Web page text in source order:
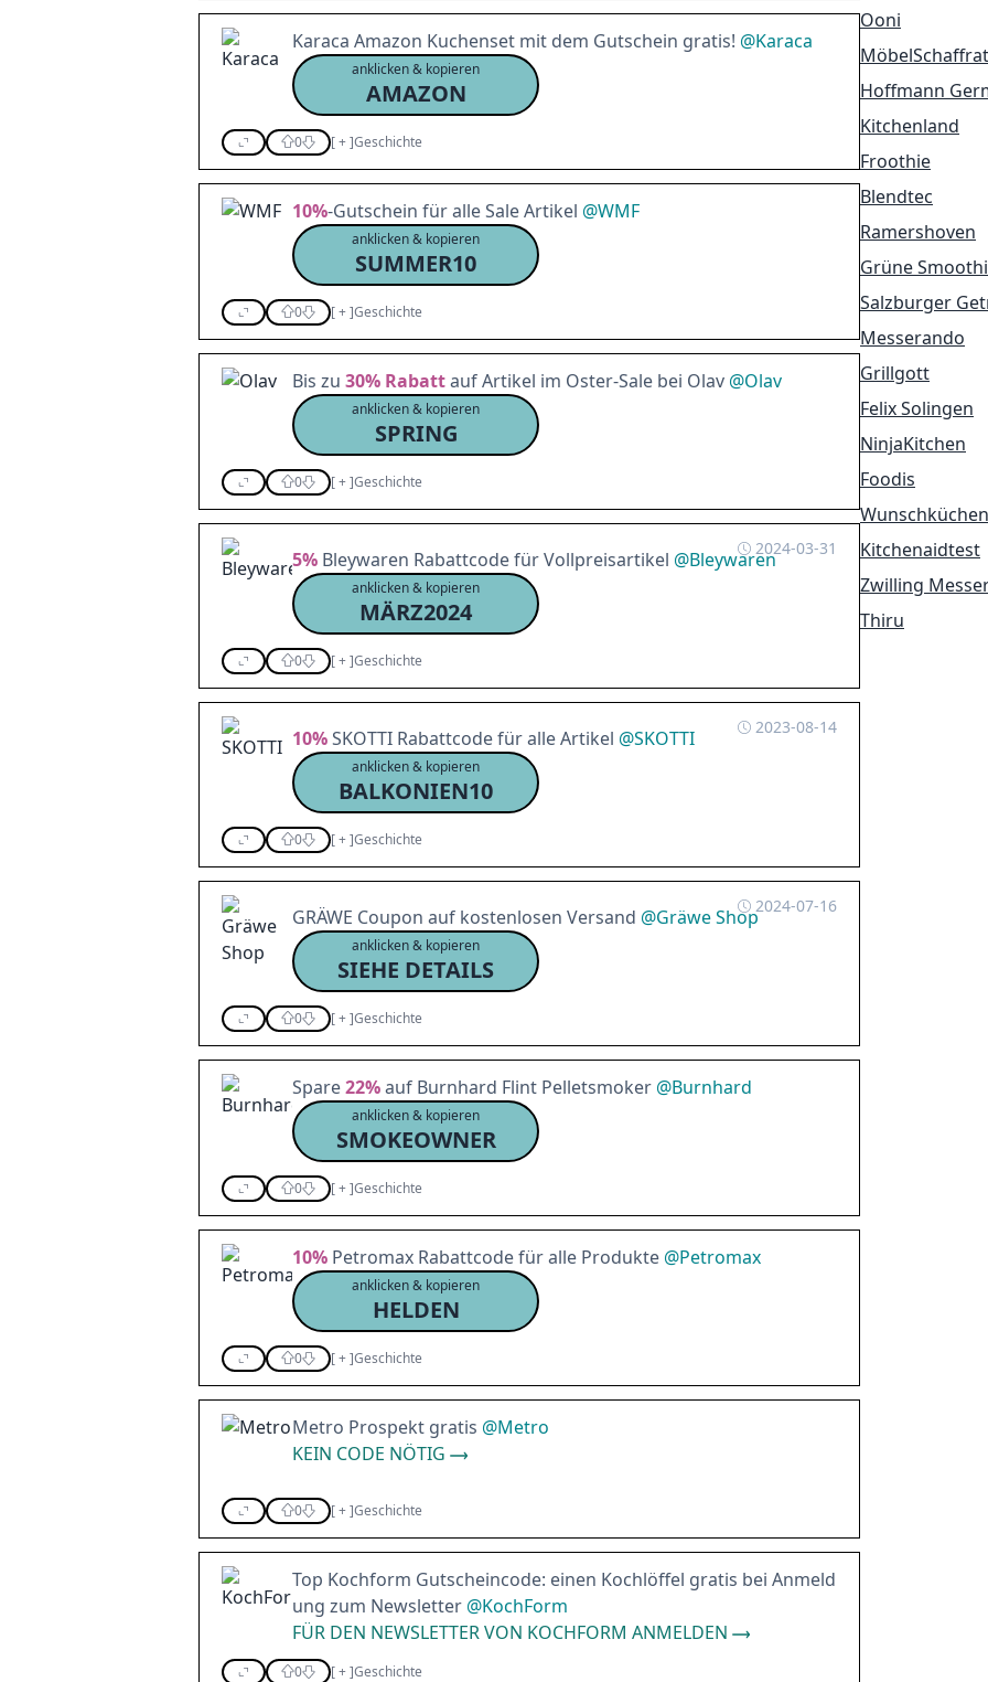
Karaca Amazon Kuchenset mit dem Gutschein gratis! @Karaca
anklicken & kopieren
AMAZON
0 [+]Geschichte
10%-Gutschein für alle Sale Artikel @WMF
anklicken & kopieren
SUMMER10
0 [+]Geschichte
Bis zu 30% Rabattauf Artikel im Oster-Sale bei Olav @Olav
anklicken & kopieren
SPRING
0 [+]Geschichte
2024-03-31
5% Bleywaren Rabattcode für Vollpreisartikel @Bleywaren
anklicken & kopieren
MÄRZ2024
0 [+]Geschichte
2023-08-14
10%SKOTTI Rabattcode für alle Artikel @SKOTTI
anklicken & kopieren
BALKONIEN10
0 [+]Geschichte
2024-07-16
GRÄWE Coupon auf kostenlosen Versand @Gräwe Shop
anklicken & kopieren
SIEHE DETAILS
0 [+]Geschichte
Spare22%auf Burnhard Flint Pelletsmoker @Burnhard
anklicken & kopieren
SMOKEOWNER
0 [+]Geschichte
10% Petromax Rabattcode für alle Produkte @Petromax
anklicken & kopieren
HELDEN
0 [+]Geschichte
Metro Prospekt gratis @Metro
KEIN CODE NÖTIG
0 [+]Geschichte
Top Kochform Gutscheincode: einen Kochlöffel gratis bei Anmeld
ung zum Newsletter @KochForm
FÜR DEN NEWSLETTER VON KOCHFORM ANMELDEN
0 [+]Geschichte
Ooni
Hoffmann
Kitchenland
Froothie
Blendtec
Ramershoven
Grüne
Salzburger
Messerando
Grillgott
Felix Solingen
NinjaKitchen
Foodis
Kitchenaidtest
Zwilling
Thiru